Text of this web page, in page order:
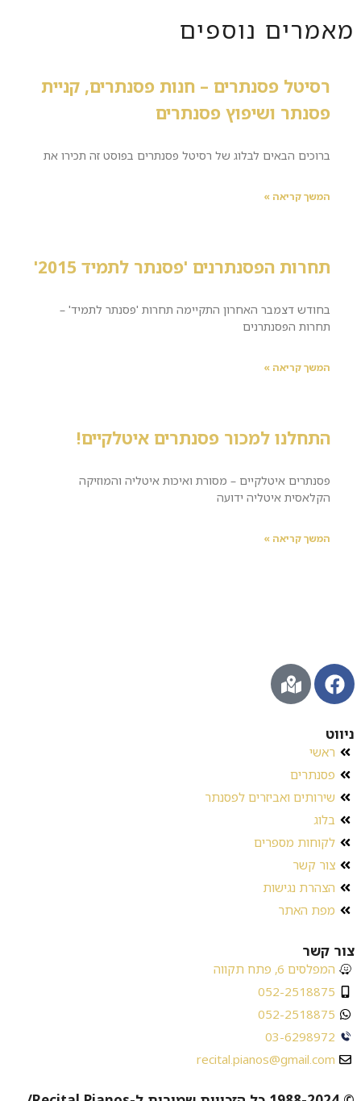
מאמרים נוספים
רסיטל פסנתרים – חנות פסנתרים, קניית
פסנתר ושיפוץ פסנתרים
ברוכים הבאים לבלוג של רסיטל פסנתרים בפוסט זה תכירו את
המשך קריאה »
תחרות הפסנתרנים 'פסנתר לתמיד 2015'
בחודש דצמבר האחרון התקיימה תחרות 'פסנתר לתמיד' –
תחרות הפסנתרנים
המשך קריאה »
התחלנו למכור פסנתרים איטלקיים!
פסנתרים איטלקיים – מסורת ואיכות איטליה והמוזיקה
הקלאסית איטליה ידועה
המשך קריאה »
ניווט
ראשי
פסנתרים
שירותים ואביזרים לפסנתר
בלוג
לקוחות מספרים
צור קשר
הצהרת נגישות
מפת האתר
צור קשר
המפלסים 6, פתח תקווה
052-2518875
052-2518875
03-6298972
recital.pianos@gmail.com